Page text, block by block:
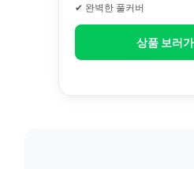
✔ 완벽한 풀커버
상품 보러